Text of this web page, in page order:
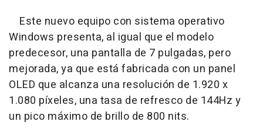
Este nuevo equipo con sistema operativo
Windows presenta, al igual que el modelo
predecesor, una pantalla de 7 pulgadas, pero
mejorada, ya que está fabricada con un panel
OLED que alcanza una resolución de 1.920 x
1.080 píxeles, una tasa de refresco de 144Hz y
un pico máximo de brillo de 800 nits.